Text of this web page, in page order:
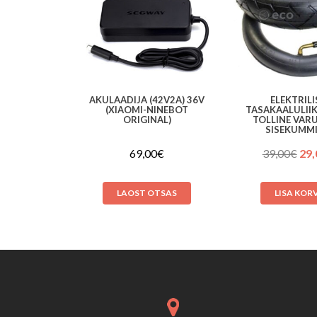
AKULAADIJA (42V2A) 36V
(XIAOMI-NINEBOT
ORIGINAL)
69,00€
LAOST OTSAS
TOLLINE
39,00€
oli:
LISA